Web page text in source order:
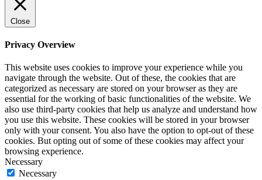
Close
Privacy Overview
This website uses cookies to improve your experience while you
navigate through the website. Out of these, the cookies that are
categorized as necessary are stored on your browser as they are
essential for the working of basic functionalities of the website. We
also use third-party cookies that help us analyze and understand how
you use this website. These cookies will be stored in your browser
only with your consent. You also have the option to opt-out of these
cookies. But opting out of some of these cookies may affect your
browsing experience.
Necessary
Necessary